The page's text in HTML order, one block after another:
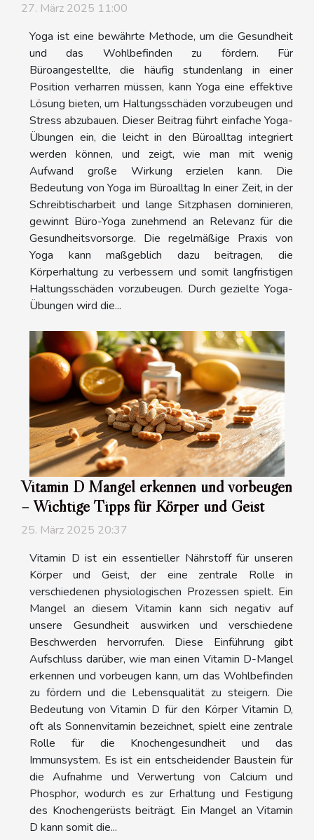
27. März 2025 11:00
Yoga ist eine bewährte Methode, um die Gesundheit
und das Wohlbefinden zu fördern. Für
Büroangestellte, die häufig stundenlang in einer
Position verharren müssen, kann Yoga eine effektive
Lösung bieten, um Haltungsschäden vorzubeugen und
Stress abzubauen. Dieser Beitrag führt einfache Yoga-
Übungen ein, die leicht in den Büroalltag integriert
werden können, und zeigt, wie man mit wenig
Aufwand große Wirkung erzielen kann. Die
Bedeutung von Yoga im Büroalltag In einer Zeit, in der
Schreibtischarbeit und lange Sitzphasen dominieren,
gewinnt Büro-Yoga zunehmend an Relevanz für die
Gesundheitsvorsorge. Die regelmäßige Praxis von
Yoga kann maßgeblich dazu beitragen, die
Körperhaltung zu verbessern und somit langfristigen
Haltungsschäden vorzubeugen. Durch gezielte Yoga-
Übungen wird die...
Vitamin D Mangel erkennen und vorbeugen
– Wichtige Tipps für Körper und Geist
25. März 2025 20:37
Vitamin D ist ein essentieller Nährstoff für unseren
Körper und Geist, der eine zentrale Rolle in
verschiedenen physiologischen Prozessen spielt. Ein
Mangel an diesem Vitamin kann sich negativ auf
unsere Gesundheit auswirken und verschiedene
Beschwerden hervorrufen. Diese Einführung gibt
Aufschluss darüber, wie man einen Vitamin D-Mangel
erkennen und vorbeugen kann, um das Wohlbefinden
zu fördern und die Lebensqualität zu steigern. Die
Bedeutung von Vitamin D für den Körper Vitamin D,
oft als Sonnenvitamin bezeichnet, spielt eine zentrale
Rolle für die Knochengesundheit und das
Immunsystem. Es ist ein entscheidender Baustein für
die Aufnahme und Verwertung von Calcium und
Phosphor, wodurch es zur Erhaltung und Festigung
des Knochengerüsts beiträgt. Ein Mangel an Vitamin
D kann somit die...